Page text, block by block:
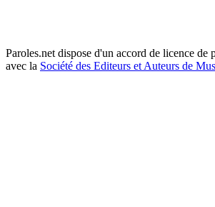
Paroles.net dispose d'un accord de licence de
avec la Société des Editeurs et Auteurs de